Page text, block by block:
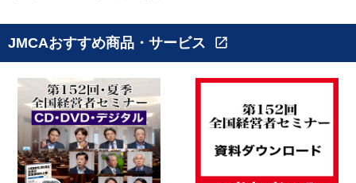
JMCAおすすめ商品・サービス open_in_new